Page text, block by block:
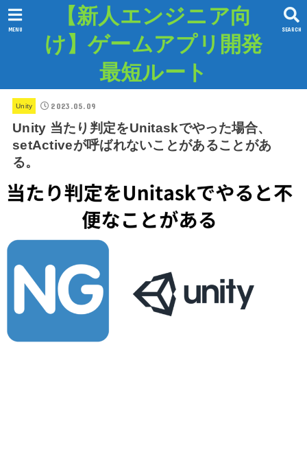
【新人エンジニア向
け】ゲームアプリ開発
最短ルート
SEARCH
MENU
Unity 2023.05.09
Unity 当たり判定をUnitaskでやった場合、
setActiveが呼ばれないことがあることがあ
る。